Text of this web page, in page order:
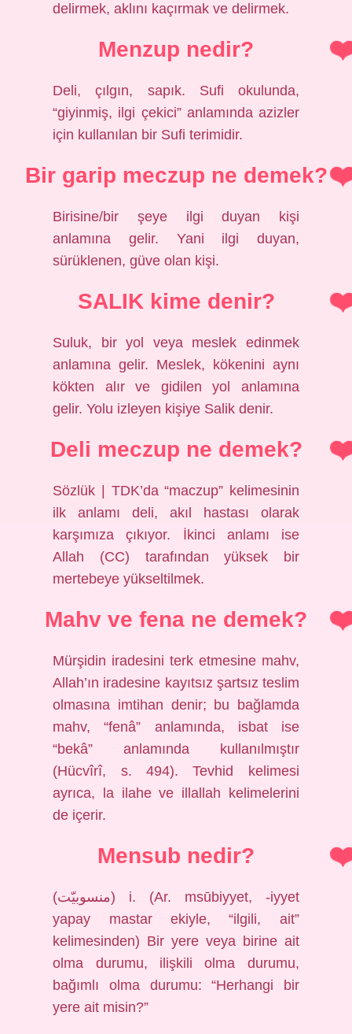
delirmek, aklını kaçırmak ve delirmek.
Menzup nedir?
Deli, çılgın, sapık. Sufi okulunda,
“giyinmiş, ilgi çekici” anlamında azizler
için kullanılan bir Sufi terimidir.
Bir garip meczup ne demek?
Birisine/bir şeye ilgi duyan kişi
anlamına gelir. Yani ilgi duyan,
sürüklenen, güve olan kişi.
SALIK kime denir?
Suluk, bir yol veya meslek edinmek
anlamına gelir. Meslek, kökenini aynı
kökten alır ve gidilen yol anlamına
gelir. Yolu izleyen kişiye Salik denir.
Deli meczup ne demek?
Sözlük | TDK’da “maczup” kelimesinin
ilk anlamı deli, akıl hastası olarak
karşımıza çıkıyor. İkinci anlamı ise
Allah (CC) tarafından yüksek bir
mertebeye yükseltilmek.
Mahv ve fena ne demek?
Mürşidin iradesini terk etmesine mahv,
Allah’ın iradesine kayıtsız şartsız teslim
olmasına imtihan denir; bu bağlamda
mahv, “fenâ” anlamında, isbat ise
“bekâ” anlamında kullanılmıştır
(Hücvîrî, s. 494). Tevhid kelimesi
ayrıca, la ilahe ve illallah kelimelerini
de içerir.
Mensub nedir?
(ﻣﻨﺴﻮﺑﻴّﺖ) i. (Ar. msūbiyyet, -iyyet
yapay mastar ekiyle, “ilgili, ait”
kelimesinden) Bir yere veya birine ait
olma durumu, ilişkili olma durumu,
bağımlı olma durumu: “Herhangi bir
yere ait misin?”